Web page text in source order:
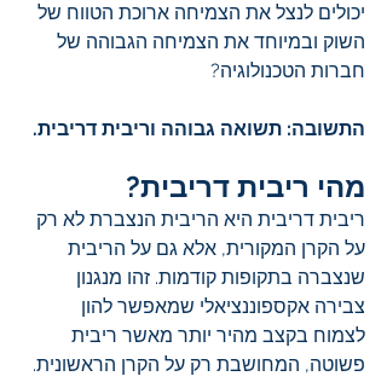
יכולים לנצל את הצמיחה ארוכת הטווח של
השוק ובמיוחד את הצמיחה הגבוהה של
חברות הטכנולוגיה?
התשובה: תשואה גבוהה וריבית דריבית.
מהי ריבית דריבית?
ריבית דריבית היא הריבית הנצברת לא רק
על הקרן המקורית, אלא גם על הריבית
שנצברה בתקופות קודמות. זהו מנגנון
צבירה אקספוננציאלי שמאפשר להון
לצמוח בקצב מהיר יותר מאשר ריבית
פשוטה, המחושבת רק על הקרן הראשונית.